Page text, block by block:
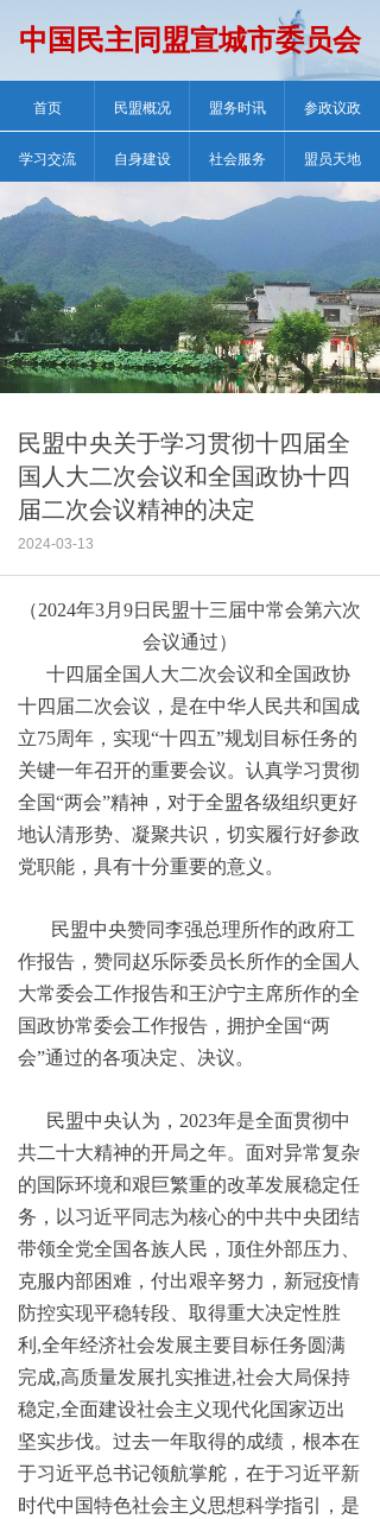
中国民主同盟宣城市委员会
首页 民盟概况 盟务时讯 参政议政
学习交流 自身建设 社会服务 盟员天地
民盟中央关于学习贯彻十四届全
国人大二次会议和全国政协十四
届二次会议精神的决定
2024-03-13
（2024年3月9日民盟十三届中常会第六次
会议通过）
十四届全国人大二次会议和全国政协
十四届二次会议，是在中华人民共和国成
立75周年，实现“十四五”规划目标任务的
关键一年召开的重要会议。认真学习贯彻
全国“两会”精神，对于全盟各级组织更好
地认清形势、凝聚共识，切实履行好参政
党职能，具有十分重要的意义。
民盟中央赞同李强总理所作的政府工
作报告，赞同赵乐际委员长所作的全国人
大常委会工作报告和王沪宁主席所作的全
国政协常委会工作报告，拥护全国“两
会”通过的各项决定、决议。
民盟中央认为，2023年是全面贯彻中
共二十大精神的开局之年。面对异常复杂
的国际环境和艰巨繁重的改革发展稳定任
务，以习近平同志为核心的中共中央团结
带领全党全国各族人民，顶住外部压力、
克服内部困难，付出艰辛努力，新冠疫情
防控实现平稳转段、取得重大决定性胜
利,全年经济社会发展主要目标任务圆满
完成,高质量发展扎实推进,社会大局保持
稳定,全面建设社会主义现代化国家迈出
坚实步伐。过去一年取得的成绩，根本在
于习近平总书记领航掌舵，在于习近平新
时代中国特色社会主义思想科学指引，是